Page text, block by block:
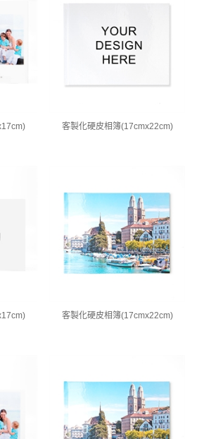
客製化硬皮相簿(17cmx22cm)
客製化硬皮相簿(17cmx22cm)